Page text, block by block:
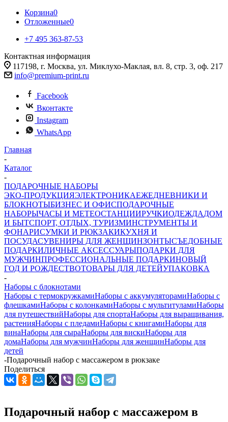
Корзина0
Отложенные0
+7 495 363-87-53
Контактная информация
117198, г. Москва, ул. Миклухо-Маклая, вл. 8, стр. 3, оф. 217
info@premium-print.ru
Facebook
Вконтакте
Instagram
WhatsApp
Главная
-
Каталог
-
ПОДАРОЧНЫЕ НАБОРЫ
ЭКО-ПРОДУКЦИЯЭЛЕКТРОНИКАЕЖЕДНЕВНИКИ И
БЛОКНОТЫБИЗНЕС И ОФИСПОДАРОЧНЫЕ
НАБОРЫЧАСЫ И МЕТЕОСТАНЦИИРУЧКИОДЕЖДАДОМ
И БЫТСПОРТ, ОТДЫХ, ТУРИЗМИНСТРУМЕНТЫ И
ФОНАРИСУМКИ И РЮКЗАКИКУХНЯ И
ПОСУДАСУВЕНИРЫ ДЛЯ ЖЕНЩИНЗОНТЫСЪЕДОБНЫЕ
ПОДАРКИЛИЧНЫЕ АКСЕССУАРЫПОДАРКИ ДЛЯ
МУЖЧИНПРОФЕССИОНАЛЬНЫЕ ПОДАРКИНОВЫЙ
ГОД И РОЖДЕСТВОТОВАРЫ ДЛЯ ДЕТЕЙУПАКОВКА
-
Наборы с блокнотами
Наборы с термокружкамиНаборы с аккумуляторамиНаборы с
флешкамиНаборы с колонкамиНаборы с мультитуламиНаборы
для путешествийНаборы для спортаНаборы для выращивания,
растенияНаборы с пледамиНаборы с книгамиНаборы для
винаНаборы для сыраНаборы для вискиНаборы для
домаНаборы для мужчинНаборы для женщинНаборы для
детей
-Подарочный набор с массажером в рюкзаке
Поделиться
Подарочный набор с массажером в